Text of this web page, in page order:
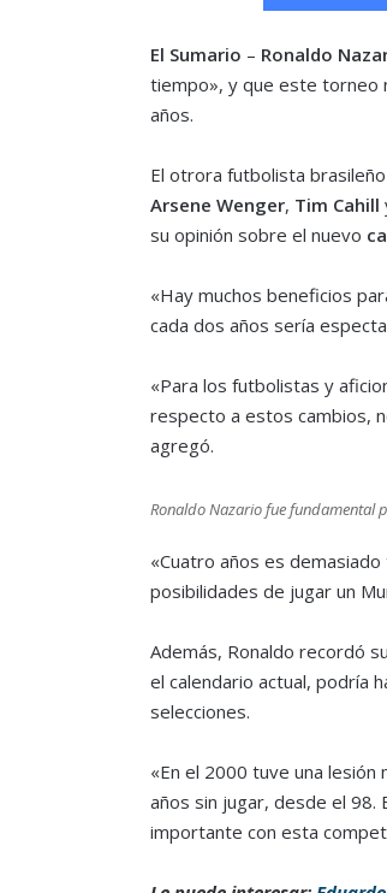
El Sumario – Ronaldo
tiempo», y que este torneo
años.
El otrora futbolista
Arsene Wenger, Tim Cahill
su opinión sobre el nuevo
«Hay muchos beneficios
cada dos años sería
«Para los futbolistas y
respecto a estos cambios,
agregó.
Ronaldo Nazario fue fundamental
«Cuatro años es
posibilidades de jugar un
Además, Ronaldo recordó
el calendario actual, podría
selecciones.
«En el 2000 tuve una
años sin jugar, desde el 98.
importante con esta